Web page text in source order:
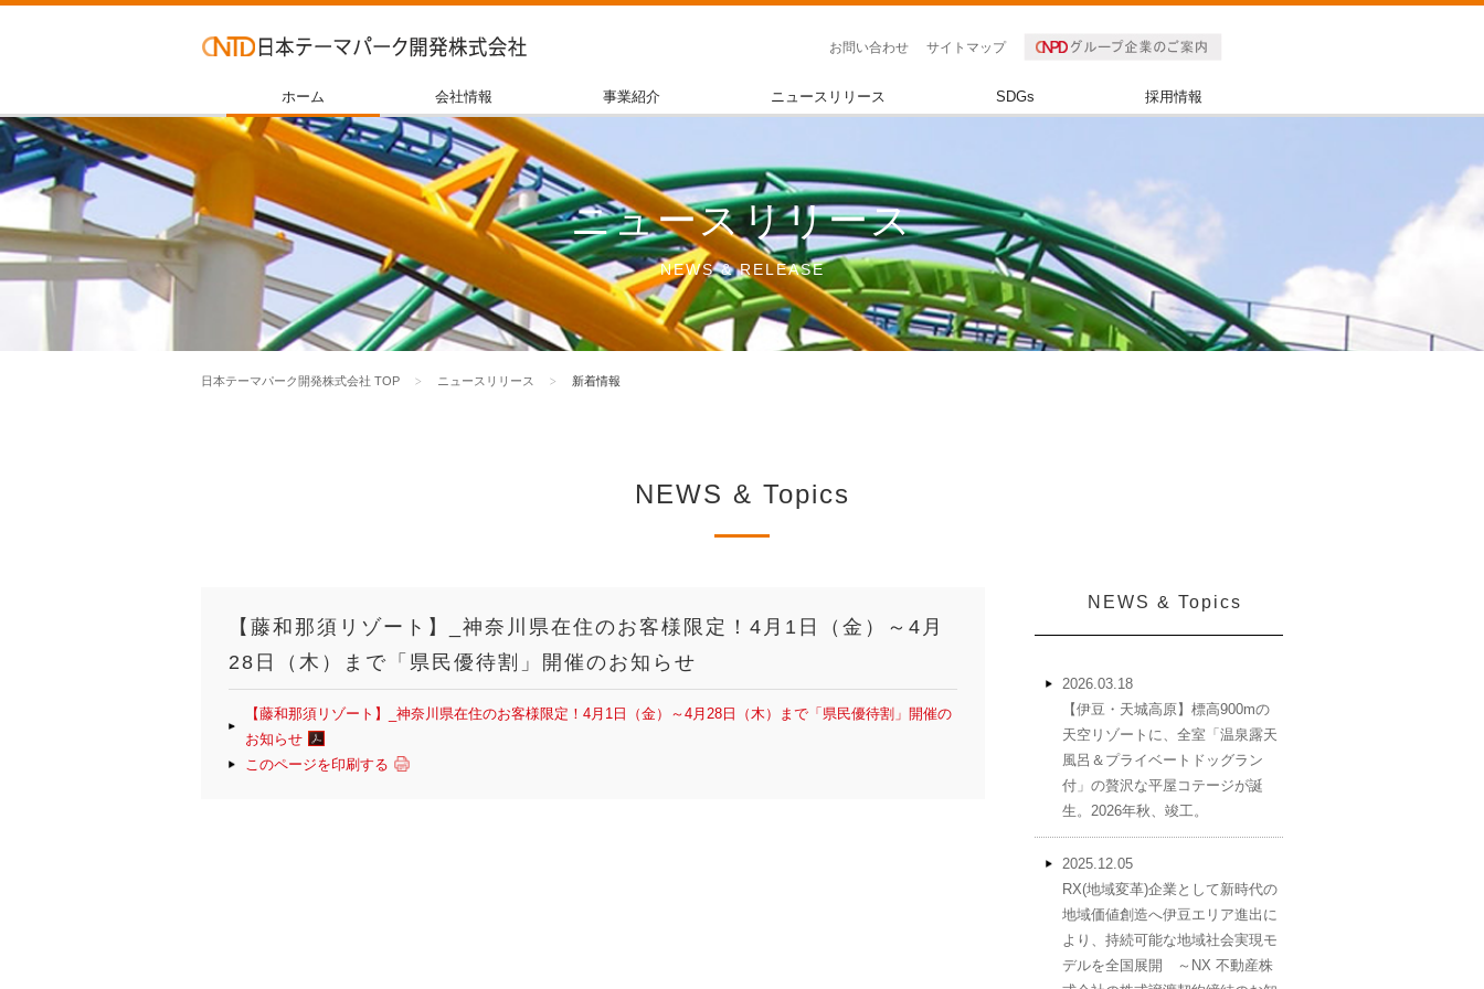
お問い合わせ サイトマップ
ホーム 会社情報 事業紹介 ニュースリリース SDGs 採用情報
ニュースリリース
NEWS & RELEASE
日本テーマパーク開発株式会社 TOP ニュースリリース 新着情報
NEWS & Topics
【藤和那須リゾート】_神奈川県在住のお客様限定！4月1日（金）～4月
28日（木）まで「県民優待割」開催のお知らせ
【藤和那須リゾート】_神奈川県在住のお客様限定！4月1日（金）～4月28日（木）まで「県民優待割」開催の
お知らせ
このページを印刷する
NEWS & Topics
2026.03.18
【伊豆・天城高原】標高900mの
天空リゾートに、全室「温泉露天
風呂＆プライベートドッグラン
付」の贅沢な平屋コテージが誕
生。2026年秋、竣工。
2025.12.05
RX(地域変革)企業として新時代の
地域価値創造へ伊豆エリア進出に
より、持続可能な地域社会実現モ
デルを全国展開 ～NX 不動産株